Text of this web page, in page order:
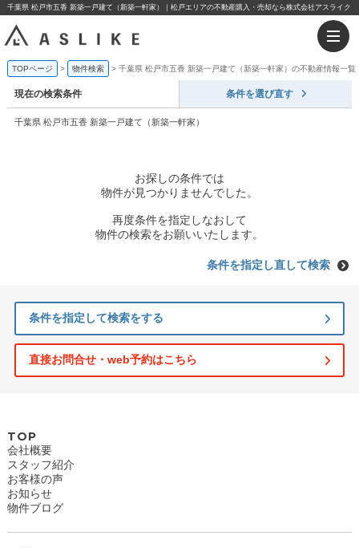
千葉県 松戸市五香 新築一戸建て（新築一軒家）｜松戸エリアの不動産購入・売却なら株式会社アスライク
TOPページ 物件検索 千葉県 松戸市五香 新築一戸建て（新築一軒家）の不動産情報一覧
現在の検索条件 条件を選び直す
千葉県 松戸市五香 新築一戸建て（新築一軒家）
お探しの条件では
物件が見つかりませんでした。
再度条件を指定しなおして
物件の検索をお願いいたします。
条件を指定し直して検索
条件を指定して検索をする
直接お問合せ・web予約はこちら
TOP
会社概要
スタッフ紹介
お客様の声
お知らせ
物件ブログ